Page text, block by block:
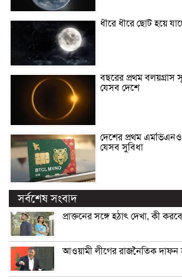
ধীরে ধীরে ছোট হয়ে
বছরের প্রথম বলয়গ্রাস
যেসব দেশে
দেশের প্রথম
যেসব সুবিধা
সর্বশেষ সংবাদ
প্রাক্তনের সঙ্গে হঠাৎ দেখা, কী
আওয়ামী লীগের রাজনৈতিক দাফন